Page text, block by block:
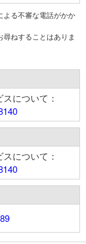
よる不審な電話がかか
ねすることはありま
について：
について：